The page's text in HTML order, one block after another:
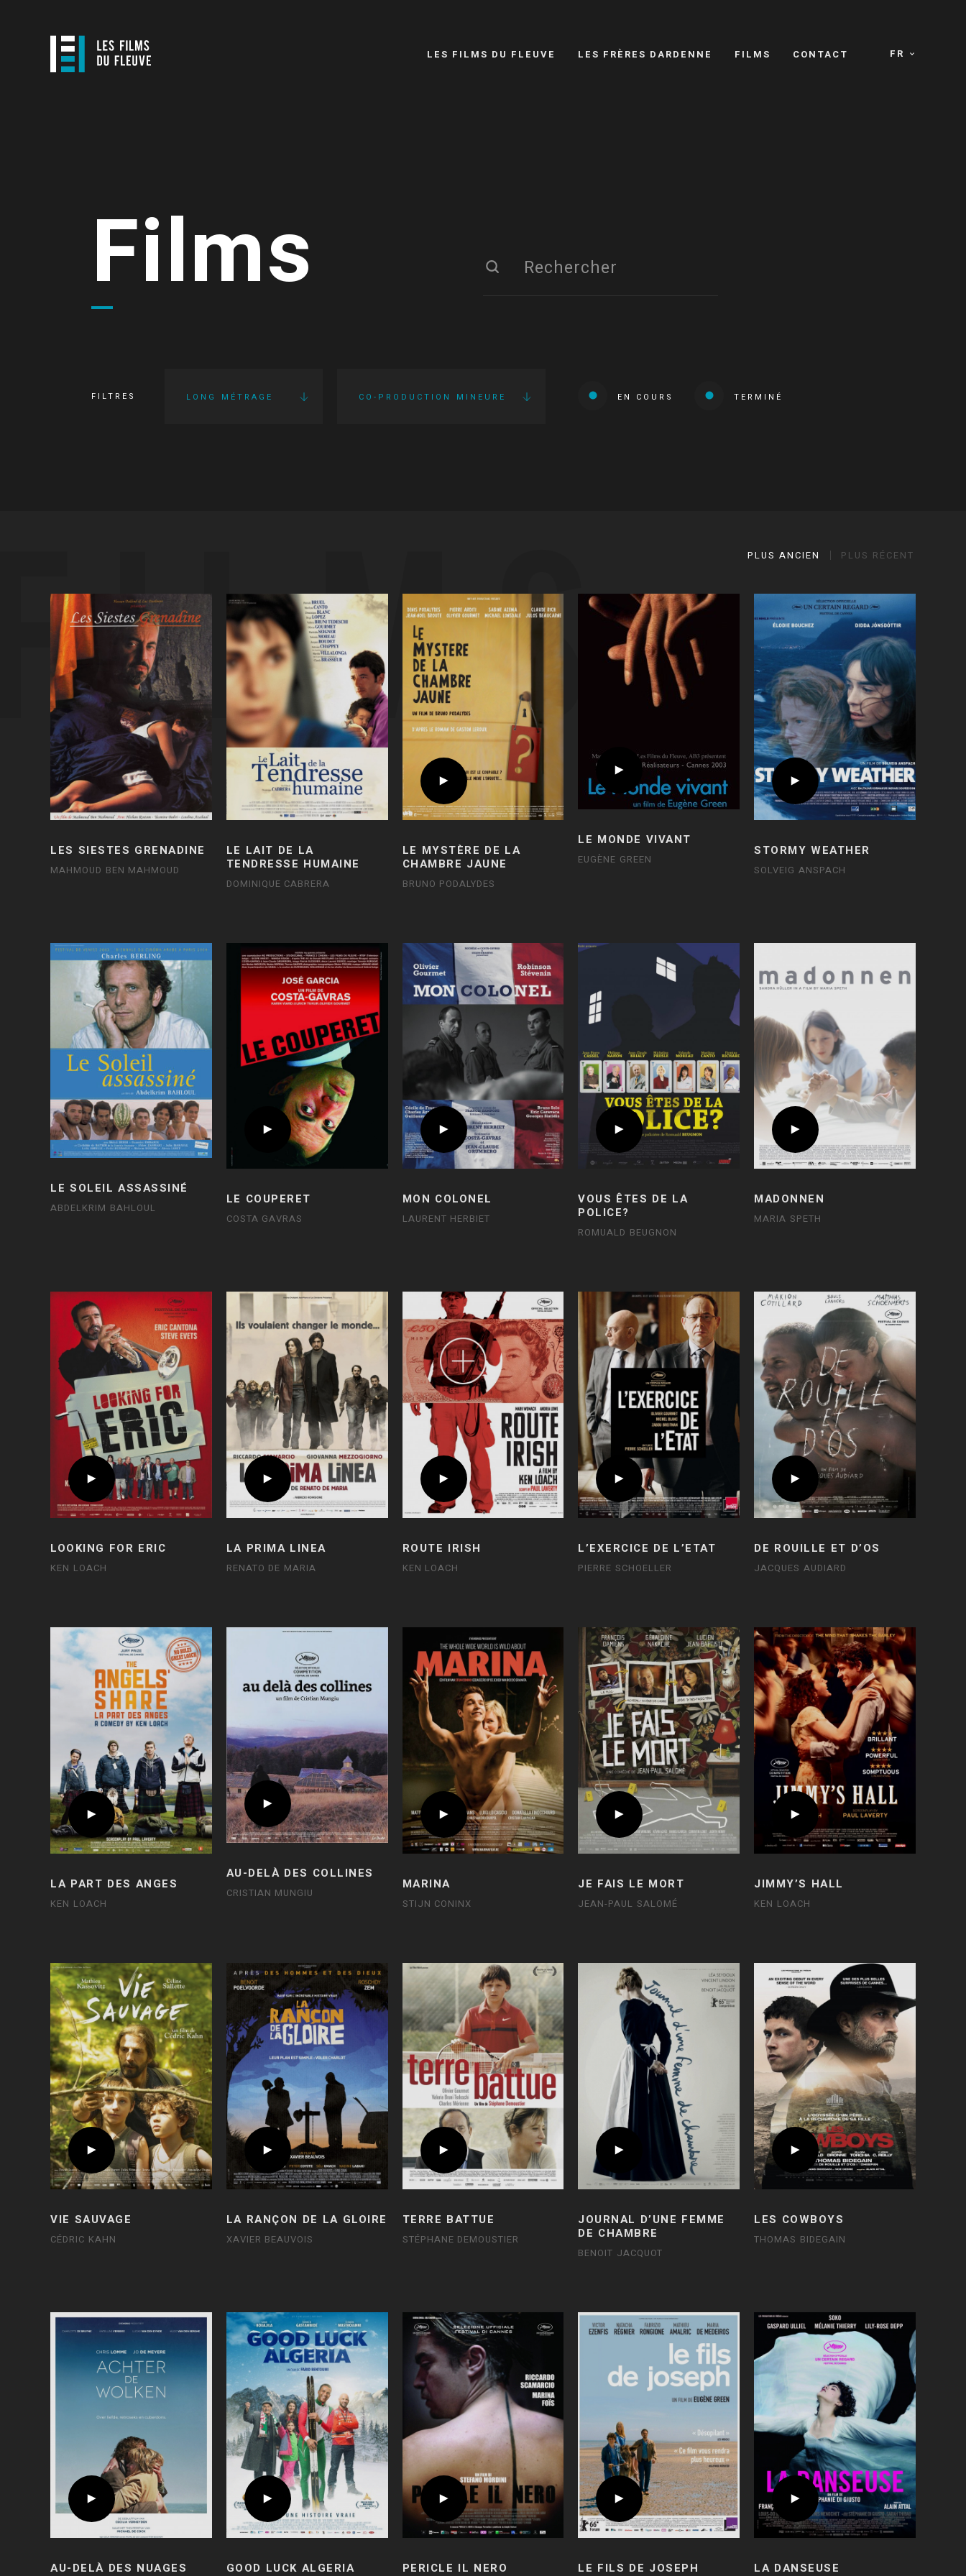
FR
LES FILMS DU FLEUVE LES FRÈRES DARDENNE FILMS CONTACT
Films
FILTRES LONG MÉTRAGE CO-PRODUCTION MINEURE EN COURS TERMINÉ
PLUS ANCIEN PLUS RÉCENT
LES SIESTES GRENADINE
MAHMOUD BEN MAHMOUD
LE LAIT DE LA
TENDRESSE HUMAINE
DOMINIQUE CABRERA
LE MYSTÈRE DE LA
CHAMBRE JAUNE
BRUNO PODALYDES
LE MONDE VIVANT
EUGÈNE GREEN
STORMY WEATHER
SOLVEIG ANSPACH
LE SOLEIL ASSASSINÉ
ABDELKRIM BAHLOUL
LE COUPERET
COSTA GAVRAS
MON COLONEL
LAURENT HERBIET
VOUS ÊTES DE LA
POLICE?
ROMUALD BEUGNON
MADONNEN
MARIA SPETH
LOOKING FOR ERIC
KEN LOACH
LA PRIMA LINEA
RENATO DE MARIA
ROUTE IRISH
KEN LOACH
L’EXERCICE DE L’ETAT
PIERRE SCHOELLER
DE ROUILLE ET D’OS
JACQUES AUDIARD
LA PART DES ANGES
KEN LOACH
AU-DELÀ DES COLLINES
CRISTIAN MUNGIU
MARINA
STIJN CONINX
JE FAIS LE MORT
JEAN-PAUL SALOMÉ
JIMMY’S HALL
KEN LOACH
VIE SAUVAGE
CÉDRIC KAHN
LA RANÇON DE LA GLOIRE
XAVIER BEAUVOIS
TERRE BATTUE
STÉPHANE DEMOUSTIER
JOURNAL D’UNE FEMME
DE CHAMBRE
BENOIT JACQUOT
LES COWBOYS
THOMAS BIDEGAIN
AU-DELÀ DES NUAGES GOOD LUCK ALGERIA PERICLE IL NERO LE FILS DE JOSEPH LA DANSEUSE